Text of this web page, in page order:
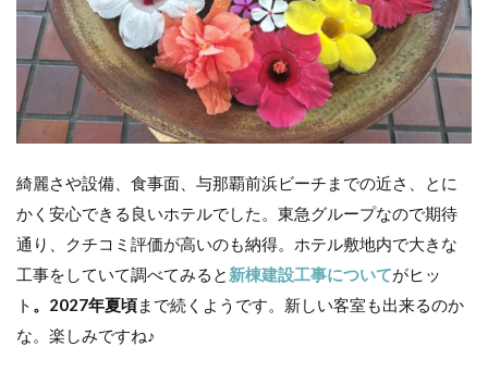
綺麗さや設備、食事面、与那覇前浜ビーチまでの近さ、とに
かく安心できる良いホテルでした。東急グループなので期待
通り、クチコミ評価が高いのも納得。ホテル敷地内で大きな
工事をしていて調べてみると 新棟建設工事についてがヒッ
ト 。2027年夏頃まで続くようです。新しい客室も出来るのか
な。楽しみですね♪